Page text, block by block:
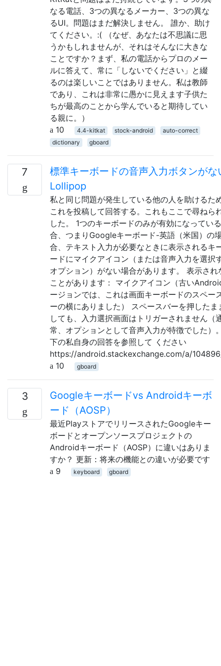
なる電話、3つの異なるメーカー、3つの異な
るUI。問題はまだ解決しません。 誰か、助け
てください。:( （なぜ、あなたは不思議に思
うかもしれませんが、それはそんなに大きな
ことですか？まず、私の電話からプロのメー
ルに答えて、常に「しないでください」と綴
るのは楽しいことではありません。私は教師
であり、これは非常に愚かに見えます子供た
ちが最高のことから学んでいると期待してい
る親に。）
10
4.4-kitkat stock-android
auto-correct
dictionary
gboard
7
標準キーボードの音声入力ボタンがな
Lollipop
私と同じ問題が発生している他の人を助けるた
これを投稿して回答する。これもここで尋ねら
した。 1つのキーボードのみが有効になってい
合、つまりGoogleキーボード-英語（米国）の
合、テキスト入力が必要なときに表示されるキ
ードにマイクアイコン（または音声入力を選択
オプション）がない場合があります。 表示され
ことがあります： マイクアイコン（古い
ージョンでは、これは画面キーボードのスペー
ーの横にありました） スペースバーを押したま
しても、入力選択画面はトリガーされません（
常、オプションとして音声入力が特徴でした）
下の私自身の回答を参照して ください
https://android.stackexchange.com/a/
10
gboard
3
Googleキーボードvs Androidキーボ
ード（AOSP）
最近PlayストアでリリースされたGoogleキー
ボードとオープンソースプロジェクトの
Androidキーボード（AOSP）に違いはありま
すか？ 更新：将来の機能との違いが必要です
9
keyboard gboard